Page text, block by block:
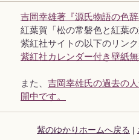
吉岡幸雄著『源氏物語の色辞
紅葉賀「松の常磐色と紅葉
紫紅社サイトの以下のリン
紫紅社カレンダー付き壁紙
また、 吉岡幸雄氏の過去の
開中です。
紫のゆかりホームへ戻る |